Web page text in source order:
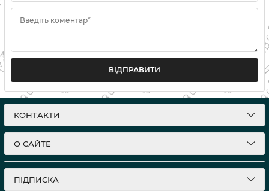
Введіть коментар*
ВІДПРАВИТИ
КОНТАКТИ
О САЙТЕ
ПІДПИСКА